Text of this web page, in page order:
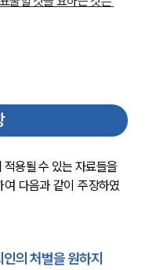
용될 수 있는 자료들을
다음과 같이 주장하였
의 처벌을 원하지